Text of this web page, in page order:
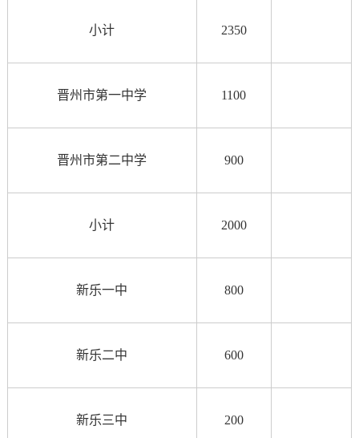
小计 2350
晋州市第一中学 1100
晋州市第二中学 900
小计 2000
新乐一中 800
新乐二中 600
新乐三中 200